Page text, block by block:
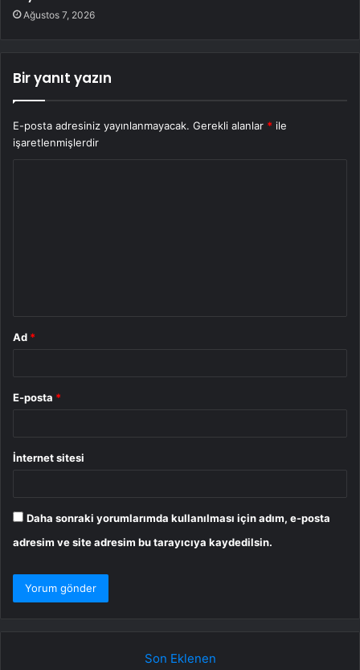
Ağustos 7, 2026
Bir yanıt yazın
E-posta adresiniz yayınlanmayacak. Gerekli alanlar * ile
işaretlenmişlerdir
Ad *
E-posta *
İnternet sitesi
Daha sonraki yorumlarımda kullanılması için adım, e-posta
adresim ve site adresim bu tarayıcıya kaydedilsin.
Son Eklenen